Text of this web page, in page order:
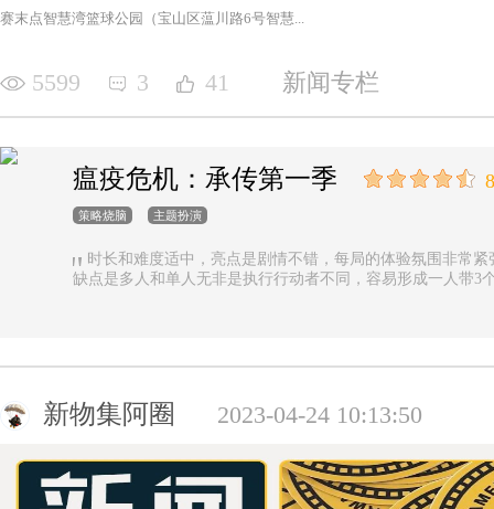
赛末点智慧湾篮球公园（宝山区蕰川路6号智慧...
5599 3 41 新闻专栏
瘟疫危机：承传第一季
策略烧脑 主题扮演
时长和难度适中，亮点是剧情不错，每局的体验氛围非常
缺点是多人和单人无非是执行行动者不同，容易形成一人带3
新物集阿圈 2023-04-24 10:13:50